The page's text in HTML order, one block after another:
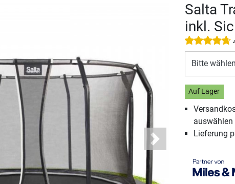
Next
Salta
inkl.
Bitte wählen
Auf Lager
auswählen
Lieferung